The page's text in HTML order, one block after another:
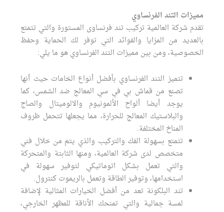
مميزات التند الفرنساوي
تقدم شركة العالمية تركيب تند فرنساوى المستورة والتي تتمتع
بالعديد من المزايا والفوائد التي توفر لك الحماية وحفظ
الخصوصية، ومن بين مميزات التند الفرنساوي هو ما يلي:
تتميز التند الفرنساوي بأفضل أنواع الخامات حيث أنها
تصنع من قماش بي في سي المعالج ضد الشمس، كما
يوجد أيضا ألواح الألمونيوم والالوميتال والصاج
والبلاستيك المعالج للحرارة، مما يجعلها تتحمل ظروف
المناخ المختلفة.
تتمتع بسهولة الفك والتركيب والذي يتم من خلال فني
متخصص لدى شركة العالمية، ومنها الثابتة والمتحركة
والتي تعمل بشكل اتوماتيكي لتوفير سهولة في
استخدامها، وتوفير الطاقة وتعمل بالريموت كنترول.
تند البلكونة تعد من أفضل الخيارات المثالية لإضافة
لمسة جمالية والتي تمنحك الأناقة للمظهر الخارجي،